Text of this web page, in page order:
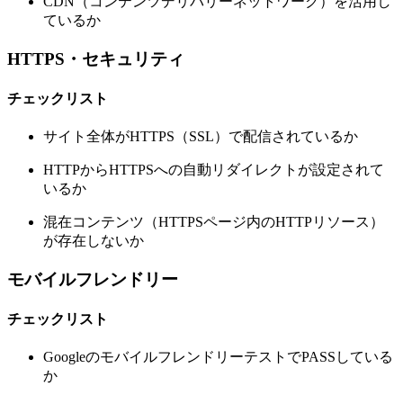
ているか
HTTPS・セキュリティ
チェックリスト
サイト全体がHTTPS（SSL）で配信されているか
HTTPからHTTPSへの自動リダイレクトが設定されて
いるか
混在コンテンツ（HTTPSページ内のHTTPリソース）
が存在しないか
モバイルフレンドリー
チェックリスト
GoogleのモバイルフレンドリーテストでPASSしている
か